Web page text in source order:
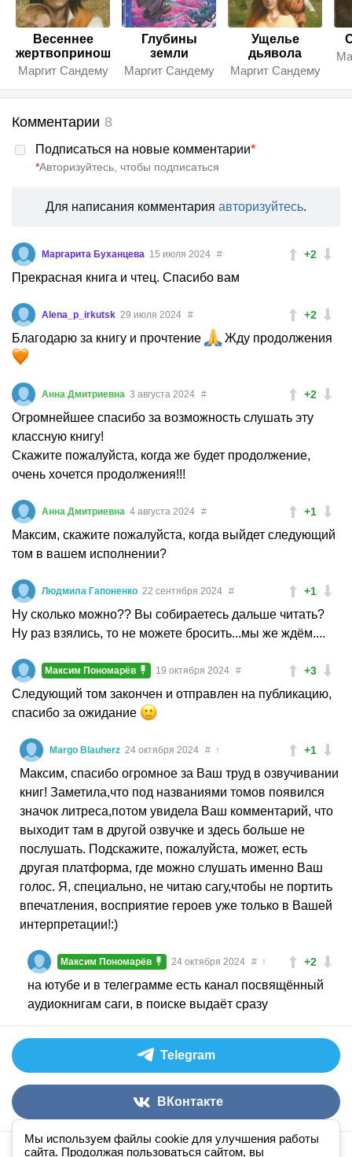
Мы используем файлы cookie для улучшения работы
сайта. Продолжая пользоваться сайтом, вы
Весеннее
жертвоприношение
Маргит Сандему
Глубины
земли
Маргит Сандему
Ущелье
дьявола
Маргит Сандему
Комментарии 8
Подписаться на новые комментарии*
*Авторизуйтесь, чтобы подписаться
Для написания комментария авторизуйтесь.
+2
Маргарита Буханцева 15 июля 2024 #
Прекрасная книга и чтец. Спасибо вам
+2
Alena_p_irkutsk 29 июля 2024 #
Благодарю за книгу и прочтение Жду продолжения
+2
Анна Дмитриевна 3 августа 2024 #
Огромнейшее спасибо за возможность слушать эту
классную книгу!
Скажите пожалуйста, когда же будет продолжение,
очень хочется продолжения!!!
+1
Анна Дмитриевна 4 августа 2024 #
Максим, скажите пожалуйста, когда выйдет следующий
том в вашем исполнении?
+1
Людмила Гапоненко 22 сентября 2024 #
Ну сколько можно?? Вы собираетесь дальше читать?
Ну раз взялись, то не можете бросить...мы же ждём....
+3
Максим Пономарёв 19 октября 2024 #
Следующий том закончен и отправлен на публикацию,
спасибо за ожидание
+1
Margo Blauherz 24 октября 2024 # ↑
Максим, спасибо огромное за Ваш труд в озвучивании
книг! Заметила,что под названиями томов появился
значок литреса,потом увидела Ваш комментарий, что
выходит там в другой озвучке и здесь больше не
послушать. Подскажите, пожалуйста, может, есть
другая платформа, где можно слушать именно Ваш
голос. Я, специально, не читаю сагу,чтобы не портить
впечатления, восприятие героев уже только в Вашей
интерпретации!:)
+2
Максим Пономарёв 24 октября 2024 # ↑
на ютубе и в телеграмме есть канал посвящённый
аудиокнигам саги, в поиске выдаёт сразу
Telegram
ВКонтакте